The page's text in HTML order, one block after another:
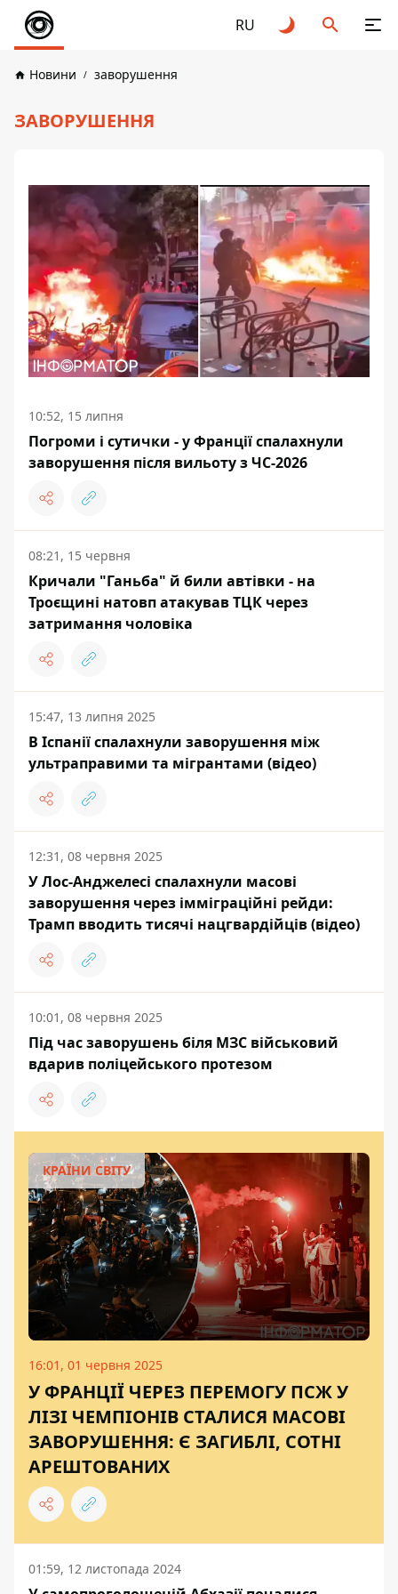
RU
Новини заворушення
ЗАВОРУШЕННЯ
10:52, 15 липня
Погроми і сутички - у Франції спалахнули
заворушення після вильоту з ЧС-2026
08:21, 15 червня
Кричали "Ганьба" й били автівки - на
Троєщині натовп атакував ТЦК через
затримання чоловіка
15:47, 13 липня 2025
В Іспанії спалахнули заворушення між
ультраправими та мігрантами (відео)
12:31, 08 червня 2025
У Лос-Анджелесі спалахнули масові
заворушення через імміграційні рейди:
Трамп вводить тисячі нацгвардійців (відео)
10:01, 08 червня 2025
Під час заворушень біля МЗС військовий
вдарив поліцейського протезом
КРАЇНИ СВІТУ
16:01, 01 червня 2025
У ФРАНЦІЇ ЧЕРЕЗ ПЕРЕМОГУ ПСЖ У
ЛІЗІ ЧЕМПІОНІВ СТАЛИСЯ МАСОВІ
ЗАВОРУШЕННЯ: Є ЗАГИБЛІ, СОТНІ
АРЕШТОВАНИХ
01:59, 12 листопада 2024